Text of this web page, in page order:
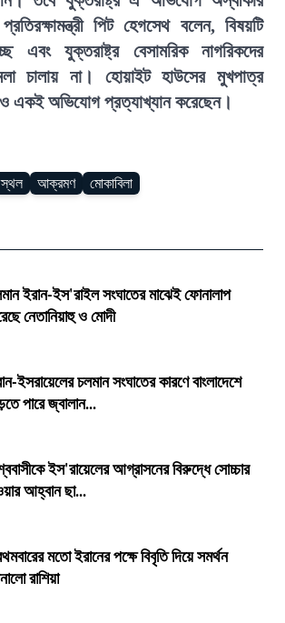
পিট হেগসেথ বলেন, বিষয়টি
এবং যুক্তরাষ্ট্র বেসামরিক নাগরিকদের
চালায় না। হোয়াইট হাউসের মুখপাত্র
একই অভিযোগ প্রত্যাখ্যান করেছেন।
স্থল আক্রমণ মোকাবিলা
ইরান-ইস'রাইল সংঘাতের মাঝেই ফোনালাপ
নেতানিয়াহু ও মোদী
ইসরায়েলের চলমান সংঘাতের কারণে বাংলাদেশে
পারে জ্বালান...
ইস'রায়েলের আগ্রাসনের বিরুদ্ধে সোচ্চার
আহ্বান ছা...
মতো ইরানের পক্ষে বিবৃতি দিয়ে সমর্থন
রাশিয়া